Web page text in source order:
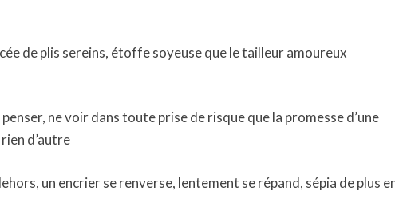
de plis sereins, étoffe soyeuse que le tailleur amoureux
ne voir dans toute prise de risque que la promesse d’une
d’autre
un encrier se renverse, lentement se répand, sépia de plus